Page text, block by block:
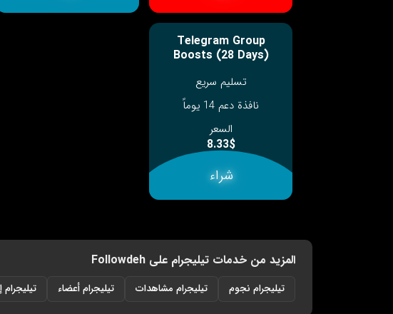
Telegram Group
Boosts (28 Days)
تسليم سريع
نافذة دعم 14 يوماً
السعر
8.33$
شراء
المزيد من خدمات تيليجرام على Followdeh
تيليجرام نجوم تيليجرام مشاهدات تيليجرام أعضاء